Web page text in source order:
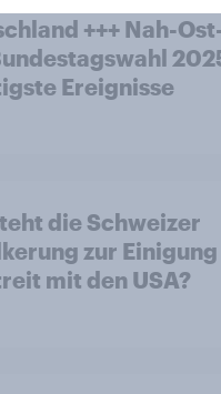
+++ Nah-
Ereignisse
die Schweizer
zur
mit den USA?